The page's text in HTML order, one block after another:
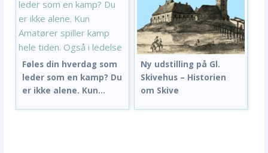
Føles din hverdag som
leder som en kamp? Du
er ikke alene. Kun...
Ny udstilling på Gl.
Skivehus – Historien
om Skive